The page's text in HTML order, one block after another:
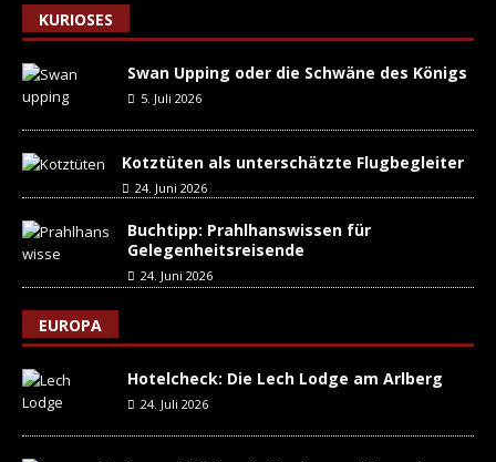
KURIOSES
Swan Upping oder die Schwäne des Königs
5. Juli 2026
Kotztüten als unterschätzte Flugbegleiter
24. Juni 2026
Buchtipp: Prahlhanswissen für
Gelegenheitsreisende
24. Juni 2026
EUROPA
Hotelcheck: Die Lech Lodge am Arlberg
24. Juli 2026